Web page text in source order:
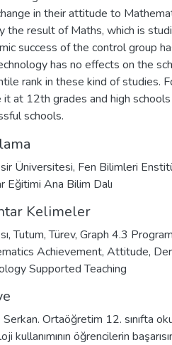
in their attitude to
the result of Maths, which is
success of the control group
has no effects on the
rank in these kind of studies.
it at 12th grades and high
schools.
Üniversitesi, Fen Bilimleri
Eğitimi Ana Bilim Dalı
Kelimeler
,Tutum,Türev, Graph 4.3
Achievement, Attitude,
Supported Teaching
Serkan. Ortaöğretim 12. sınıfta
kullanımının öğrencilerin